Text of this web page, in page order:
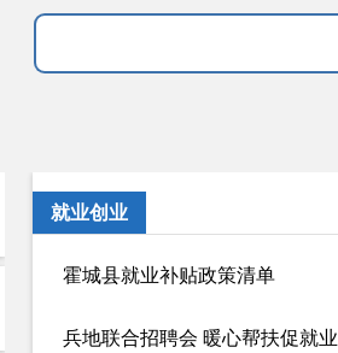
就业创业
霍城县就业补贴政策清单
兵地联合招聘会 暖心帮扶促就业